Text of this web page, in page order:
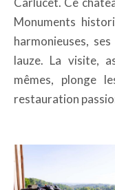
Monuments
harmonieuses,
lauze. La visite,
mêmes, plonge
restauration